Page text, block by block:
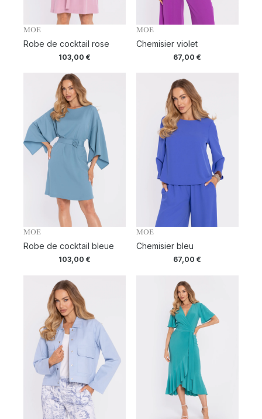
MOE
Robe de cocktail rose
103,00€
MOE
Chemisier violet
67,00€
MOE
Robe de cocktail bleue
103,00€
MOE
Chemisier bleu
67,00€